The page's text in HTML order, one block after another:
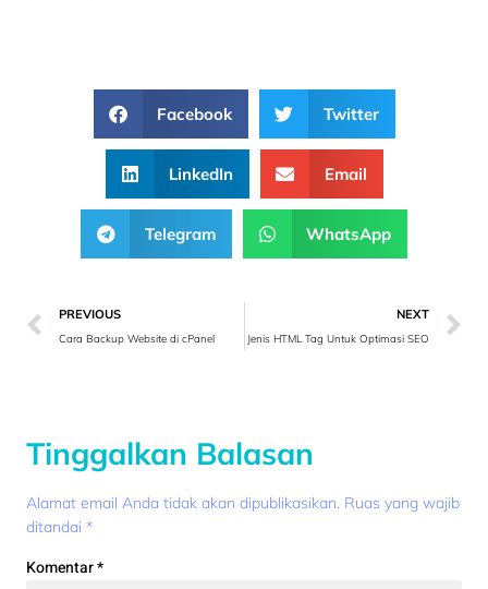
Facebook Twitter
LinkedIn Email
Telegram WhatsApp
PREVIOUS
Cara Backup Website di cPanel
NEXT
Jenis HTML Tag Untuk Optimasi SEO
Tinggalkan Balasan
Alamat email Anda tidak akan dipublikasikan. Ruas yang wajib
ditandai *
Komentar*